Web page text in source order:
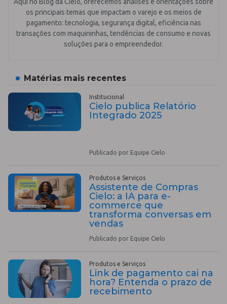
os principais temas que impactam o varejo e os meios de
pagamento: tecnologia, segurança digital, eficiência nas
transações com maquininhas, tendências de consumo e novas
soluções para o empreendedor.
Matérias mais recentes
Institucional
Cielo publica Relatório
Integrado 2025
Publicado por Equipe Cielo
Produtos e Serviços
Assistente de Compras
Cielo: a IA para e-
commerce que
transforma conversas em
vendas
Publicado por Equipe Cielo
Produtos e Serviços
Link de pagamento cai na
hora? Entenda o prazo de
recebimento